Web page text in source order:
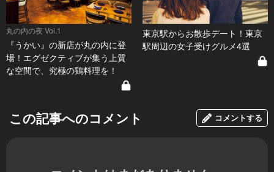
丸の内の夜 Vol.1
『うかい』の新店が丸の内に登
場！エグゼクティブが集う上質
な空間で、究極の鶏料理を！
東京駅からお散歩デート！東京
駅周辺の女子受けグルメ4選
この記事へのコメント コメントする